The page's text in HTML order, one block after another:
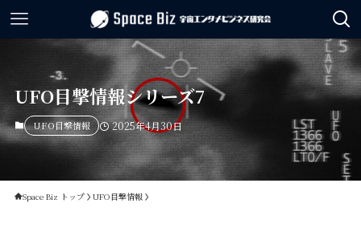
UFO目撃情報シリーズ7
UFO目撃情報 2025年4月30日
Space Biz トップ UFO目撃情報